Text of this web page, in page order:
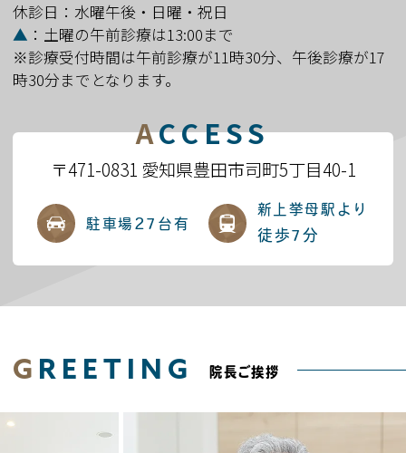
2026.06.04
＊８月のお盆休みの診療日について
日（土）～8月 12 （水） 休診とさせて頂き
以上
◆クリニックの幸福の木に花芽（珍しい）
コラム
休診日：水曜午後・日曜・祝日
▲ ：土曜の午前診療は13:00まで
※診療受付時間は午前診療が11時30分、午後診療が17
時30分までとなります。
ACCESS
〒471-0831 愛知県豊田市司町5丁目40-1
駐車場 27 台有
新上挙母駅より
徒歩7分
G REETING 院長ご挨拶